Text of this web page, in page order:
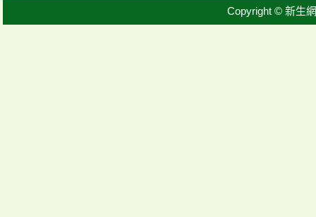
Copyright © 新生